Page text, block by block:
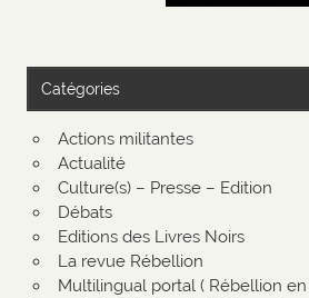
Catégories
Actions militantes
Actualité
Culture(s) – Presse – Edition
Débats
Editions des Livres Noirs
La revue Rébellion
Multilingual portal ( Rébellion